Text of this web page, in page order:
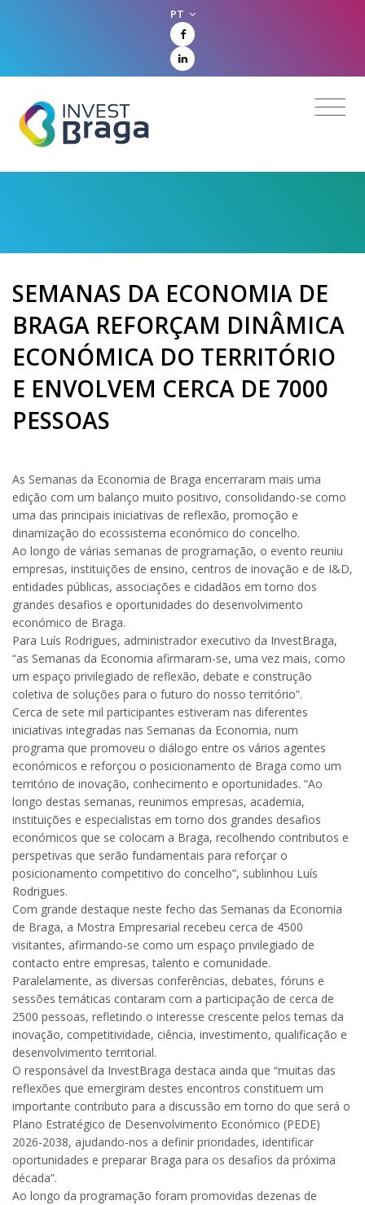
PT
SEMANAS DA ECONOMIA DE
BRAGA REFORÇAM DINÂMICA
ECONÓMICA DO TERRITÓRIO
E ENVOLVEM CERCA DE 7000
PESSOAS
As Semanas da Economia de Braga encerraram mais uma
edição com um balanço muito positivo, consolidando-se como
uma das principais iniciativas de reflexão, promoção e
dinamização do ecossistema económico do concelho.
Ao longo de várias semanas de programação, o evento reuniu
empresas, instituições de ensino, centros de inovação e de I&D,
entidades públicas, associações e cidadãos em torno dos
grandes desafios e oportunidades do desenvolvimento
económico de Braga.
Para Luís Rodrigues, administrador executivo da InvestBraga,
“as Semanas da Economia afirmaram-se, uma vez mais, como
um espaço privilegiado de reflexão, debate e construção
coletiva de soluções para o futuro do nosso território”.
Cerca de sete mil participantes estiveram nas diferentes
iniciativas integradas nas Semanas da Economia, num
programa que promoveu o diálogo entre os vários agentes
económicos e reforçou o posicionamento de Braga como um
território de inovação, conhecimento e oportunidades. “Ao
longo destas semanas, reunimos empresas, academia,
instituições e especialistas em torno dos grandes desafios
económicos que se colocam a Braga, recolhendo contributos e
perspetivas que serão fundamentais para reforçar o
posicionamento competitivo do concelho”, sublinhou Luís
Rodrigues.
Com grande destaque neste fecho das Semanas da Economia
de Braga, a Mostra Empresarial recebeu cerca de 4500
visitantes, afirmando-se como um espaço privilegiado de
contacto entre empresas, talento e comunidade.
Paralelamente, as diversas conferências, debates, fóruns e
sessões temáticas contaram com a participação de cerca de
2500 pessoas, refletindo o interesse crescente pelos temas da
inovação, competitividade, ciência, investimento, qualificação e
desenvolvimento territorial.
O responsável da InvestBraga destaca ainda que “muitas das
reflexões que emergiram destes encontros constituem um
importante contributo para a discussão em torno do que será o
Plano Estratégico de Desenvolvimento Económico (PEDE)
2026-2038, ajudando-nos a definir prioridades, identificar
oportunidades e preparar Braga para os desafios da próxima
década”.
Ao longo da programação foram promovidas dezenas de